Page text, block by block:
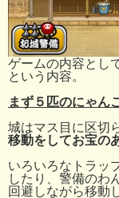
ゲームの内容とし
という内容。
まず５匹のにゃん
城はマス目に区切
移動をしてお宝の
いろいろなトラッ
したり、警備のわ
回避しながら移動